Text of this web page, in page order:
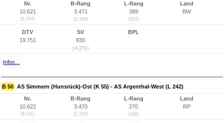
Nr.
10.621
(5.747)
B-Rang
3.471
(1.198)
L-Rang
389
(242)
Land
BW
DTV
19.751
SV
830
(4,2%)
BPL
Infos...
B 50 AS Simmern (Hunsrück)-Ost (K 55) - AS Argenthal-West (L 242)
Nr.
10.622
(6.511)
B-Rang
3.470
(1.197)
L-Rang
270
(118)
Land
RP